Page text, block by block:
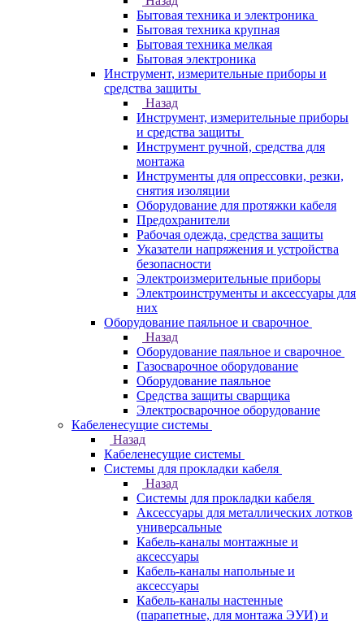
Бытовая техника и электроника
Бытовая техника крупная
Бытовая техника мелкая
Бытовая электроника
Инструмент, измерительные приборы и
средства защиты
Назад
Инструмент, измерительные приборы
и средства защиты
Инструмент ручной, средства для
монтажа
Инструменты для опрессовки, резки,
снятия изоляции
Оборудование для протяжки кабеля
Предохранители
Рабочая одежда, средства защиты
Указатели напряжения и устройства
безопасности
Электроизмерительные приборы
Электроинструменты и аксессуары для
них
Оборудование паяльное и сварочное
Назад
Оборудование паяльное и сварочное
Газосварочное оборудование
Оборудование паяльное
Средства защиты сварщика
Электросварочное оборудование
Кабеленесущие системы
Назад
Кабеленесущие системы
Системы для прокладки кабеля
Назад
Системы для прокладки кабеля
Аксессуары для металлических лотков
универсальные
Кабель-каналы монтажные и
аксессуары
Кабель-каналы напольные и
аксессуары
Кабель-каналы настенные
(парапетные, для монтажа ЭУИ) и